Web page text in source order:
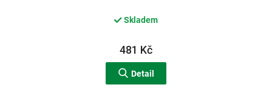
Skladem
481 Kč
Detail